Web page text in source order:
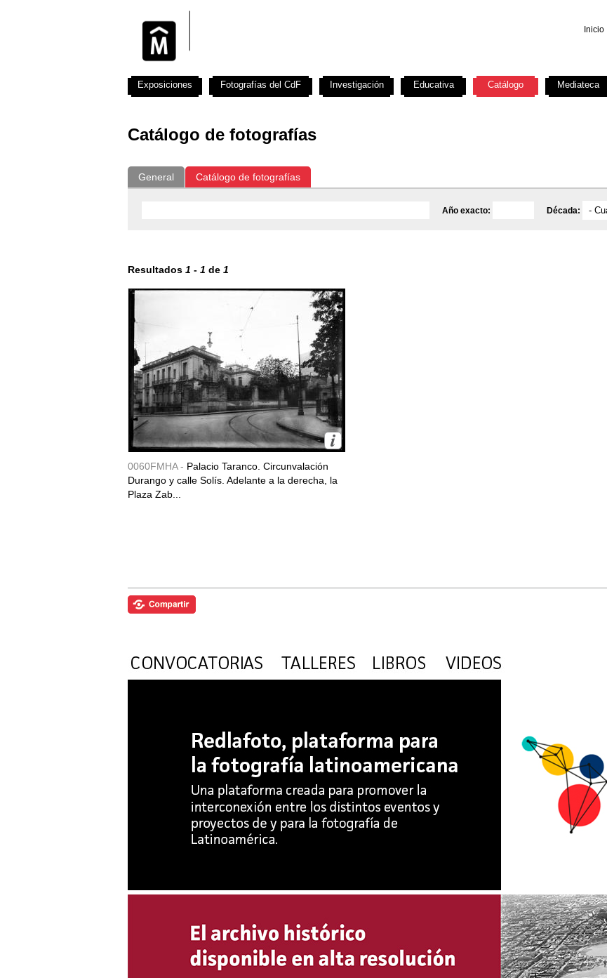
Inicio
Catálogo de fotografías
General Catálogo de fotografías
Año exacto: Década:
Resultados 1 - 1 de 1
0060FMHA - Palacio Taranco. Circunvalación
Durango y calle Solís. Adelante a la derecha, la
Plaza Zab...
Exposiciones Fotografías del CdF Investigación Educativa Catálogo Mediateca